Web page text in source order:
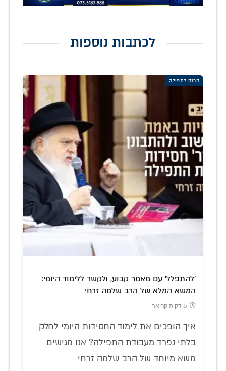
לכתבות נוספות
הכנה לתפילה
'להתפלל' עם מאמר קבוע, ולקשר ללימוד היומי:
המשא המלא של הרב שלמה זרחי
5 דקות קריאה
איך הופכים את לימוד החסידות היומי לחלק
בלתי נפרד מעבודת התפילה? אנו מגישים
משא מיוחד של הרב שלמה זרחי